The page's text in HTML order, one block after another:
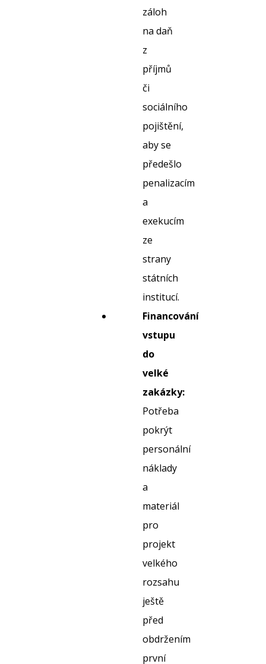
záloh
na daň
z
příjmů
či
sociálního
pojištění,
aby se
předešlo
penalizacím
a
exekucím
ze
strany
státních
institucí.
Financování
vstupu
do
velké
zakázky:
Potřeba
pokrýt
personální
náklady
a
materiál
pro
projekt
velkého
rozsahu
ještě
před
obdržením
první